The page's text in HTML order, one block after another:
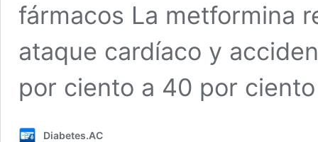
fármacos La metformina
ataque cardíaco y
por ciento a 40 por
Diabetes.AC